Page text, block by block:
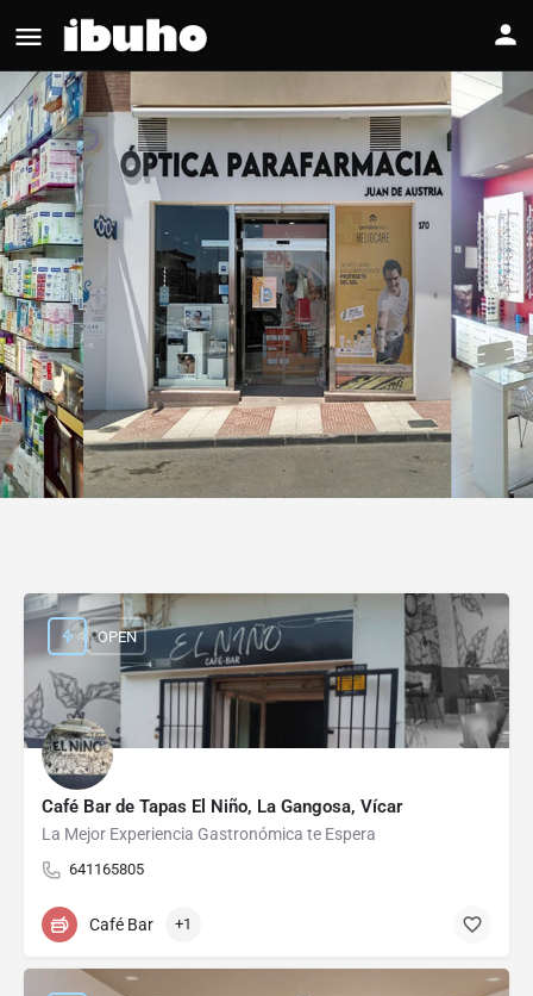
Café Bar de Tapas El Niño, La Gangosa, Vícar
La Mejor Experiencia Gastronómica te Espera
641165805
OPEN
Café Bar +1